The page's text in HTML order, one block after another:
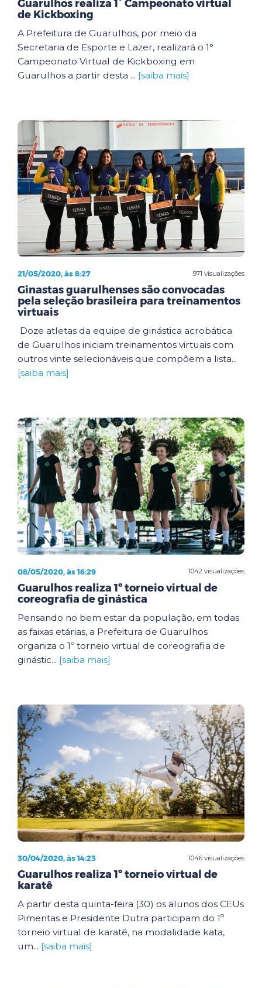
Guarulhos realiza 1° Campeonato virtual
de Kickboxing
A Prefeitura de Guarulhos, por meio da
Secretaria de Esporte e Lazer, realizará o 1°
Campeonato Virtual de Kickboxing em
Guarulhos a partir desta ... [saiba mais]
971 visualizações
21/05/2020, às 8:27
Ginastas guarulhenses são convocadas
pela seleção brasileira para treinamentos
virtuais
Doze atletas da equipe de ginástica acrobática
de Guarulhos iniciam treinamentos virtuais com
outros vinte selecionáveis que compõem a lista...
[saiba mais]
1042 visualizações
08/05/2020, às 16:29
Guarulhos realiza 1º torneio virtual de
coreografia de ginástica
Pensando no bem estar da população, em todas
as faixas etárias, a Prefeitura de Guarulhos
organiza o 1º torneio virtual de coreografia de
ginástic... [saiba mais]
1046 visualizações
30/04/2020, às 14:23
Guarulhos realiza 1º torneio virtual de
karatê
A partir desta quinta-feira (30) os alunos dos CEUs
Pimentas e Presidente Dutra participam do 1º
torneio virtual de karatê, na modalidade kata,
um... [saiba mais]